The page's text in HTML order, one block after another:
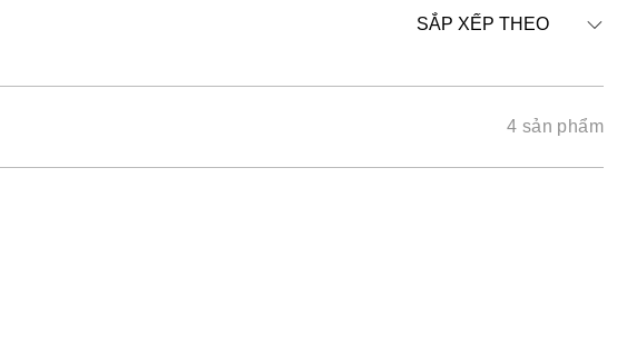
SẮP XẾP THEO
4 sản phẩm